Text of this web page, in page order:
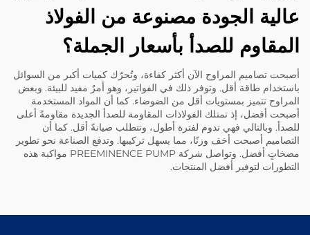
عالية الجودة مصنوعة من الفولاذ
المقاوم للصدأ بأسعار الجملة؟
أصبحت تصاميم المراوح الآن أكثر كفاءة، وتُحرّك كميات أكبر من السوائل
باستخدام طاقة أقل. وتوفر ذلك في الفواتير، وهو أمرٌ مفيد للبيئة. وبعض
المراوح تتميز بمستويات أقل من الضوضاء. كما أن المواد المستخدمة
أصبحت أفضل، إذ تمتلك الفولاذات المقاومة للصدأ الجديدة مقاومةً أعلى
للصدأ. وبالتالي فهي تدوم لفترة أطول، وتتطلب صيانةً أقل. كما أن
التصاميم أصبحت أخف وزنًا، مما يسهل تركيبها. وتدفع الصناعة نحو تطوير
مضخاتٍ أفضل. وتواصل شركة PREEMINENCE PUMP مواكبة هذه
التطورات لتوفير أفضل المنتجات.